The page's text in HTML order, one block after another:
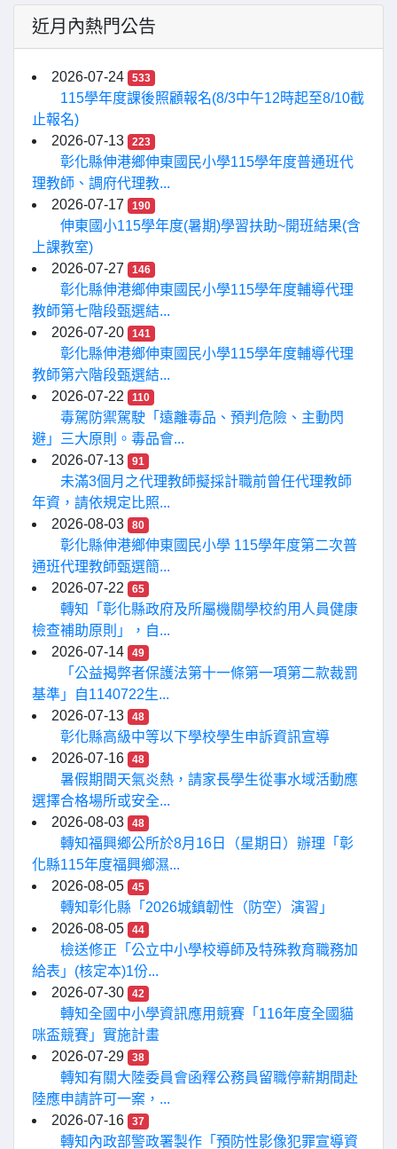
近月內熱門公告
2026-07-24 533
115學年度課後照顧報名(8/3中午12時起至8/10截
止報名)
2026-07-13
223
彰化縣伸港鄉伸東國民小學115學年度普通班代
理教師、調府代理教...
2026-07-17
190
伸東國小115學年度(暑期)學習扶助~開班結果(含
上課教室)
2026-07-27
146
彰化縣伸港鄉伸東國民小學115學年度輔導代理
教師第七階段甄選結...
2026-07-20
141
彰化縣伸港鄉伸東國民小學115學年度輔導代理
教師第六階段甄選結...
2026-07-22
110
毒駕防禦駕駛「遠離毒品、預判危險、主動閃
避」三大原則。毒品會...
2026-07-13
91
未滿3個月之代理教師擬採計職前曾任代理教師
年資，請依規定比照...
2026-08-03
80
彰化縣伸港鄉伸東國民小學 115學年度第二次普
通班代理教師甄選簡...
2026-07-22
65
轉知「彰化縣政府及所屬機關學校約用人員健康
檢查補助原則」，自...
2026-07-14
49
「公益揭弊者保護法第十一條第一項第二款裁罰
基準」自1140722生...
2026-07-13
48
彰化縣高級中等以下學校學生申訴資訊宣導
2026-07-16
48
暑假期間天氣炎熱，請家長學生從事水域活動應
選擇合格場所或安全...
2026-08-03
48
轉知福興鄉公所於8月16日（星期日）辦理「彰
化縣115年度福興鄉濕...
2026-08-05
45
轉知彰化縣「2026城鎮韌性（防空）演習」
2026-08-05
44
檢送修正「公立中小學校導師及特殊教育職務加
給表」(核定本)1份...
2026-07-30
42
轉知全國中小學資訊應用競賽「116年度全國貓
咪盃競賽」實施計畫
2026-07-29
38
轉知有關大陸委員會函釋公務員留職停薪期間赴
陸應申請許可一案，...
2026-07-16
37
轉知內政部警政署製作「預防性影像犯罪宣導資